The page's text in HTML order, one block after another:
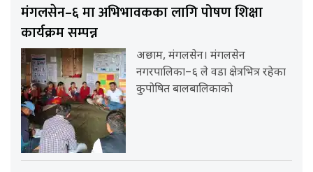
मंगलसेन–६ मा अभिभावकका लागि पोषण शिक्षा
कार्यक्रम सम्पन्न
अछाम, मंगलसेन। मंगलसेन
नगरपालिका–६ ले वडा क्षेत्रभित्र रहेका
कुपोषित बालबालिकाको